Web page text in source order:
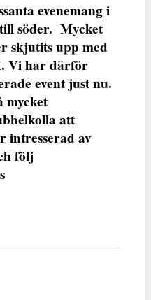
evenemang i
söder. Mycket
skjutits upp med
Vi har därför
event just nu.
mycket
att
intresserad av
följ